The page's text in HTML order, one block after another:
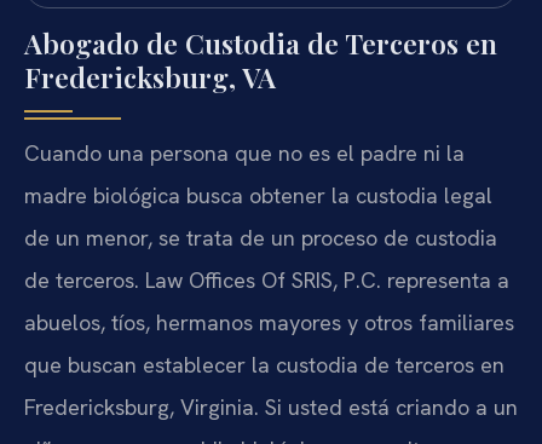
Abogado de Custodia de Terceros en
Fredericksburg, VA
Cuando una persona que no es el padre ni la
madre biológica busca obtener la custodia legal
de un menor, se trata de un proceso de custodia
de terceros. Law Offices Of SRIS, P.C. representa a
abuelos, tíos, hermanos mayores y otros familiares
que buscan establecer la custodia de terceros en
Fredericksburg, Virginia. Si usted está criando a un